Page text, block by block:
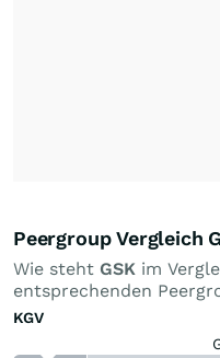
Peergroup Vergleich
Wie steht GSK im
entsprechenden
KGV